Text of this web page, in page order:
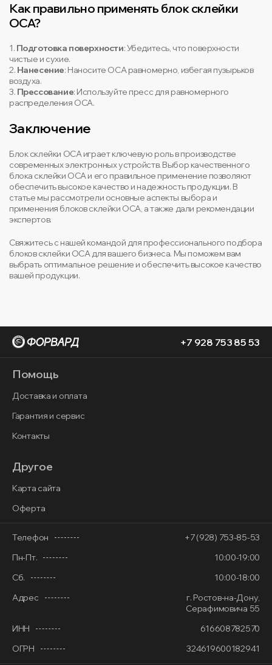
Как правильно применять блок склейки
OCA?
1. Подготовка поверхности: Убедитесь, что поверхности
чистые и сухие.
2. Нанесение: Наносите OCA равномерно, избегая пузырьков
воздуха.
3. Прессование: Используйте пресс для равномерного
распределения OCA.
Заключение
Блок склейки OCA играет ключевую роль в производстве
современных электронных устройств. Выбор качественного
блока склейки OCA и его правильное применение позволяют
обеспечить высокое качество и надежность продукции. В
статье мы рассмотрели основные аспекты выбора и
применения блоков склейки OCA, а также дали рекомендации
экспертов.
Свяжитесь с нашей командой для профессионального подбора
блоков склейки OCA для вашего бизнеса. Мы поможем вам
выбрать оптимальное решение и обеспечить высокое качество
вашей продукции.
+7 928 753 85 53
Помощь
Доставка и оплата
Гарантия и сервис
Контакты
Другое
Карта сайта
Оферта
Телефон
+7 (928) 753-85-53
Пн-Пт.
10:00-19:00
Сб.
10:00-18:00
Адрес
г. Ростов-на-Дону,
Серафимовича 55
ИНН
616608782570
ОГРН
324619600182941